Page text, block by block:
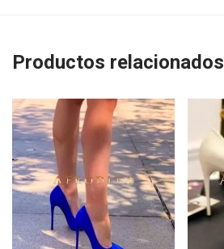
Productos relacionados